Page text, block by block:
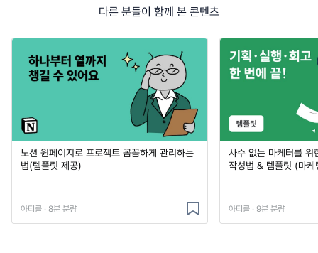
다른 분들이 함께 본 콘텐츠
노션 원페이지로 프로젝트 꼼꼼하게 관리하는
법(템플릿 제공)
아티클 · 8분 분량
사수 없는 마케터를 위
작성법 & 템플릿 (마
아티클 · 9분 분량